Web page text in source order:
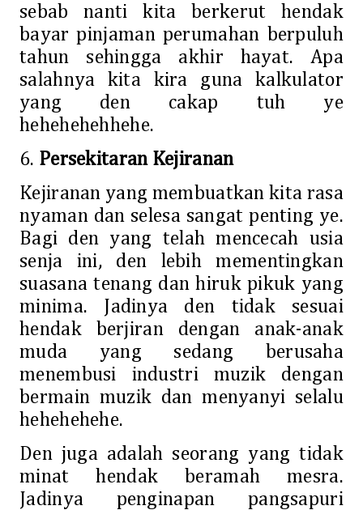
sebab nanti kita berkerut hendak
bayar pinjaman perumahan berpuluh
tahun sehingga akhir hayat. Apa
salahnya kita kira guna kalkulator
yang den cakap tuh ye
hehehehehhehe.
6. Persekitaran Kejiranan
Kejiranan yang membuatkan kita rasa
nyaman dan selesa sangat penting ye.
Bagi den yang telah mencecah usia
senja ini, den lebih mementingkan
suasana tenang dan hiruk pikuk yang
minima. Jadinya den tidak sesuai
hendak berjiran dengan anak-anak
muda yang sedang berusaha
menembusi industri muzik dengan
bermain muzik dan menyanyi selalu
hehehehehe.
Den juga adalah seorang yang tidak
minat hendak beramah mesra.
Jadinya penginapan pangsapuri